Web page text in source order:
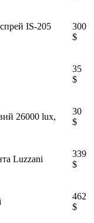
IS-205
300
$
35
$
26000 lux,
30
$
Luzzani
339
$
462
$